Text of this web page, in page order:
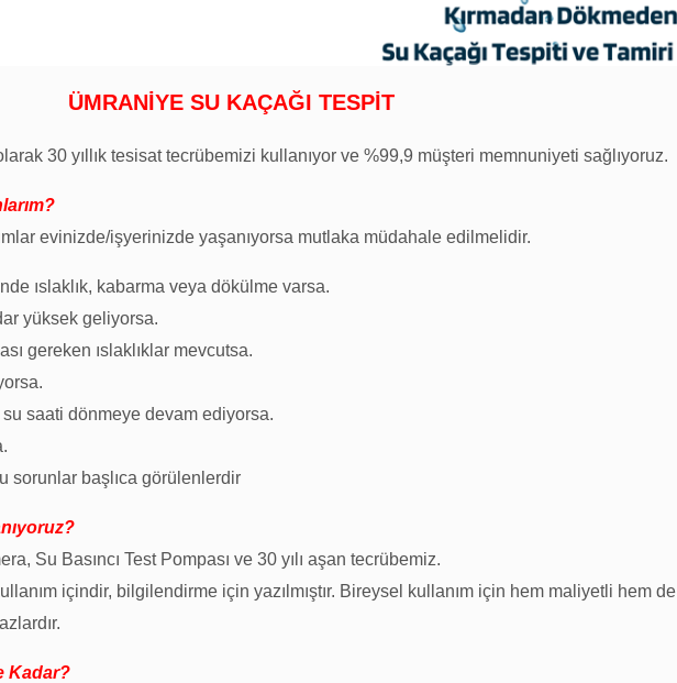
ÜMRANİYE SU KAÇAĞI TESPİT
30 yıllık tesisat tecrübemizi kullanıyor ve %99,9 müşteri memnuniyeti sağlıyoruz.
evinizde/işyerinizde yaşanıyorsa mutlaka müdahale edilmelidir.
ıslaklık, kabarma veya dökülme varsa.
yüksek geliyorsa.
gereken ıslaklıklar mevcutsa.
su saati dönmeye devam ediyorsa.
sorunlar başlıca görülenlerdir
Su Basıncı Test Pompası ve 30 yılı aşan tecrübemiz.
içindir, bilgilendirme için yazılmıştır. Bireysel kullanım için hem maliyetli hem de
Kadar?